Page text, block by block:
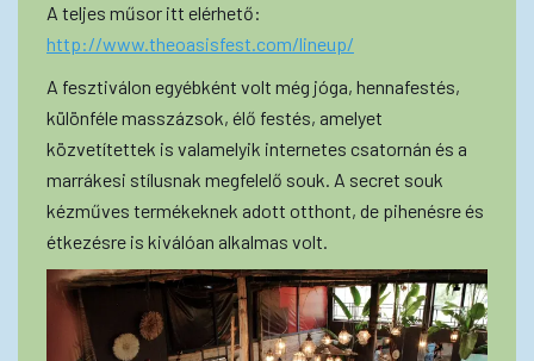
A teljes műsor itt elérhető:
http://www.theoasisfest.com/lineup/
A fesztiválon egyébként volt még jóga, hennafestés,
különféle masszázsok, élő festés, amelyet
közvetítettek is valamelyik internetes csatornán és a
marrákesi stílusnak megfelelő souk. A secret souk
kézműves termékeknek adott otthont, de pihenésre és
étkezésre is kiválóan alkalmas volt.